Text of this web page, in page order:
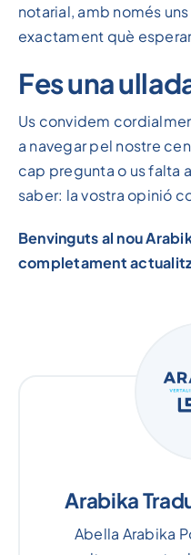
notarial, amb només
exactament què
Fes una
Us convidem
a navegar pel nostre
cap pregunta o us falta
saber: la vostra opinió
Benvinguts al nou
completament
Arabika
Abella Arabika